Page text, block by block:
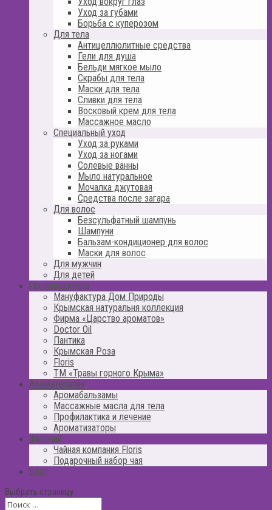
Уход за губами
Борьба с куперозом
Для тела
Антицеллюлитные средства
Гели для душа
Бельди мягкое мыло
Скрабы для тела
Маски для тела
Сливки для тела
Восковый крем для тела
Массажное масло
Специальный уход
Уход за руками
Уход за ногами
Солевые ванны
Мыло натуральное
Мочалка джутовая
Средства после загара
Для волос
Безсульфатный шампунь
Шампуни
Бальзам-кондиционер для волос
Маски для волос
Для мужчин
Для детей
Производители
Мануфактура Дом Природы
Крымская натуральня коллекция
Фирма «Царство ароматов»
Doctor Oil
Пантика
Крымская Роза
Floris
ТМ «Травы горного Крыма»
Ароматерапия
Аромабальзамы
Массажные масла для тела
Профилактика и лечение
Ароматизаторы
Фиточай
Чайная компания Floris
Подарочный набор чая
Блог
Выбрать страницу